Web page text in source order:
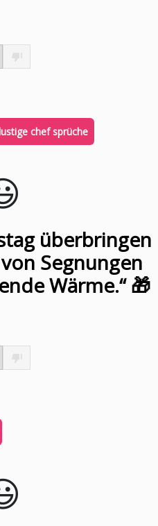
chef sprüche
überbringen
Segnungen
Wärme.“ 🎁